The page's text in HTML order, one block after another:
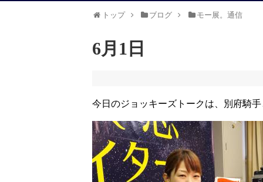
トップ ブログ モー展。通信
6月1日
今日のジョッキーズトークは、別府騎